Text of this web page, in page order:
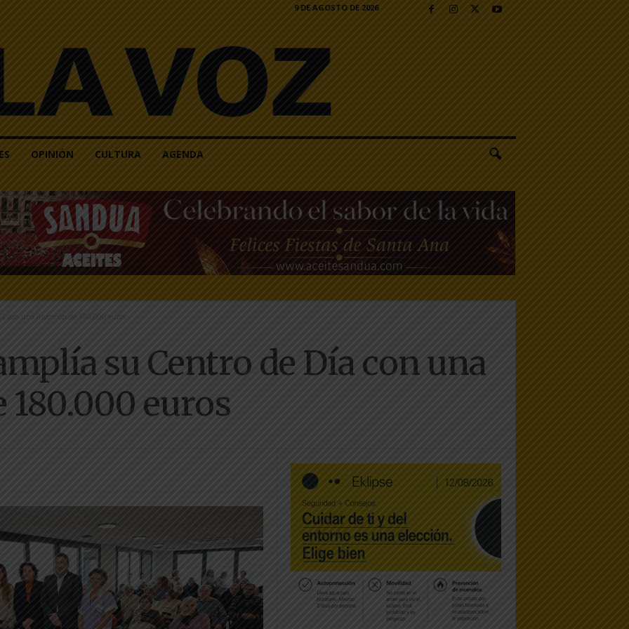
9 DE AGOSTO DE 2026
OPINIÓN CULTURA AGENDA
con una inversión de 180.000 euros
su Centro de Día con una
euros